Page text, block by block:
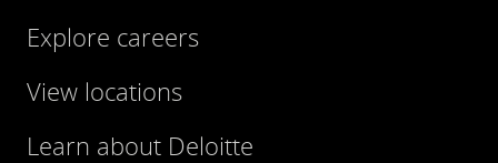
Explore careers
View locations
Learn about Deloitte